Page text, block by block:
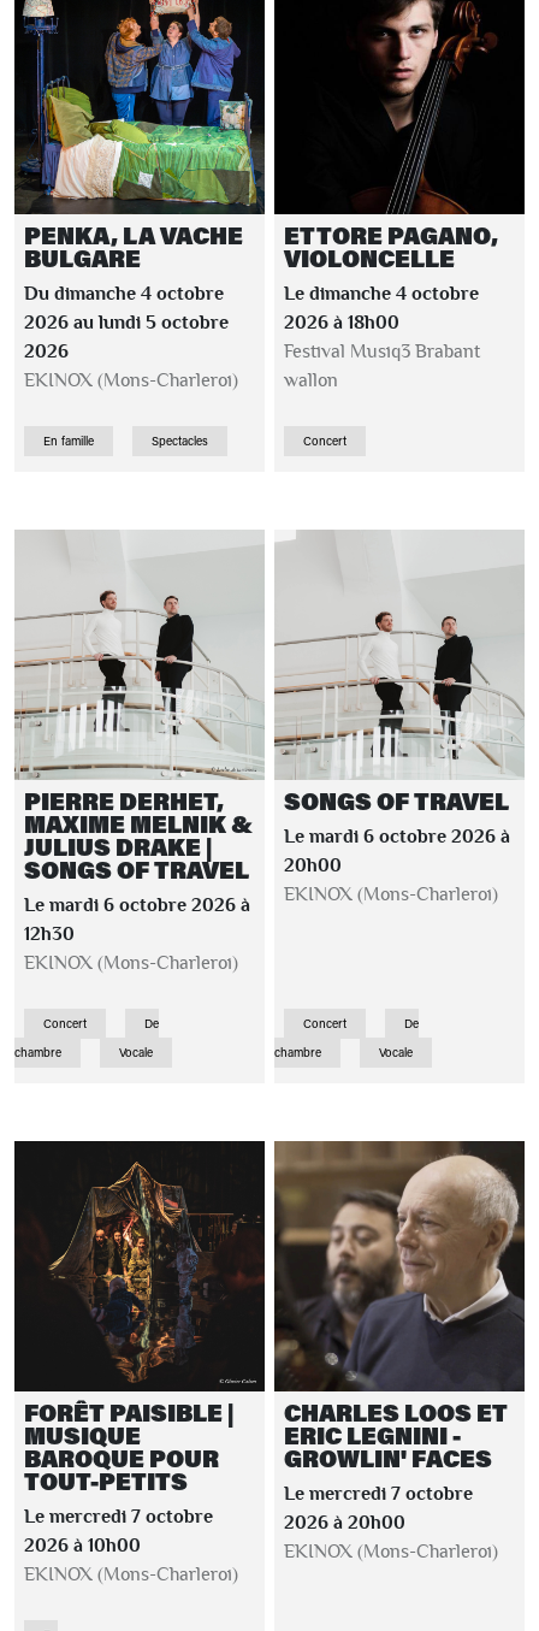
PENKA, LA VACHE
BULGARE
Du dimanche 4 octobre
2026 au lundi 5 octobre
2026
EKINOX (Mons-Charleroi)
En famille Spectacles
ETTORE PAGANO,
VIOLONCELLE
Le dimanche 4 octobre
2026 à 18h00
Festival Musiq3 Brabant
wallon
Concert
PIERRE DERHET,
MAXIME MELNIK &
JULIUS DRAKE |
SONGS OF TRAVEL
Le mardi 6 octobre 2026 à
12h30
EKINOX (Mons-Charleroi)
Concert
De
chambre
Vocale
SONGS OF TRAVEL
Le mardi 6 octobre 2026 à
20h00
EKINOX (Mons-Charleroi)
Concert
De
chambre
Vocale
FORÊT PAISIBLE |
MUSIQUE
BAROQUE POUR
TOUT-PETITS
Le mercredi 7 octobre
2026 à 10h00
EKINOX (Mons-Charleroi)
CHARLES LOOS ET
ERIC LEGNINI -
GROWLIN' FACES
Le mercredi 7 octobre
2026 à 20h00
EKINOX (Mons-Charleroi)